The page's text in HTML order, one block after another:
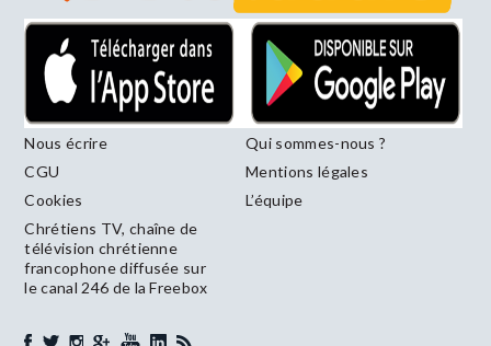
Nous écrire
Qui sommes-nous ?
CGU
Mentions légales
Cookies
L’équipe
Chrétiens TV, chaîne de
télévision chrétienne
francophone diffusée sur
le canal 246 de la Freebox